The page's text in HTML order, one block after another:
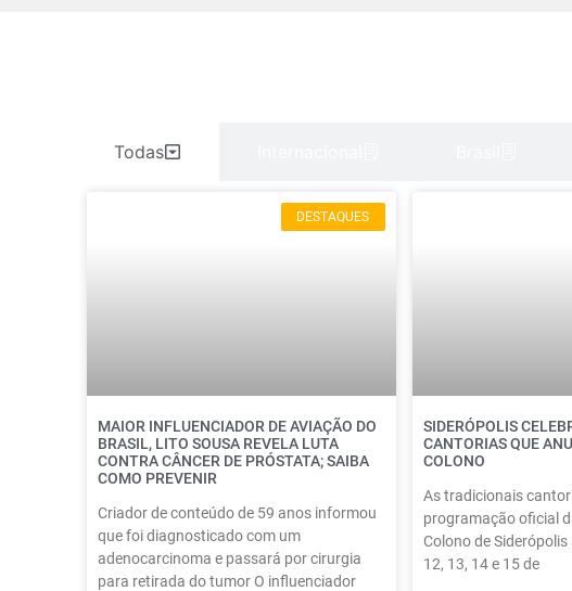
Todas
DESTAQUES
MAIOR INFLUENCIADOR DE AVIAÇÃO DO
BRASIL, LITO SOUSA REVELA LUTA
CONTRA CÂNCER DE PRÓSTATA; SAIBA
COMO PREVENIR
Criador de conteúdo de 59 anos informou
que foi diagnosticado com um
adenocarcinoma e passará por cirurgia
para retirada do tumor O influenciador
SIDERÓPOLIS
CANTORIAS QUE
COLONO
As tradicionais
programação oficial
Colono de
12, 13, 14 e 15 de